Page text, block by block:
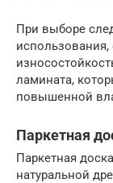
При выборе
использования,
ламината,
повышенной
Паркетная
Паркетная
натуральной